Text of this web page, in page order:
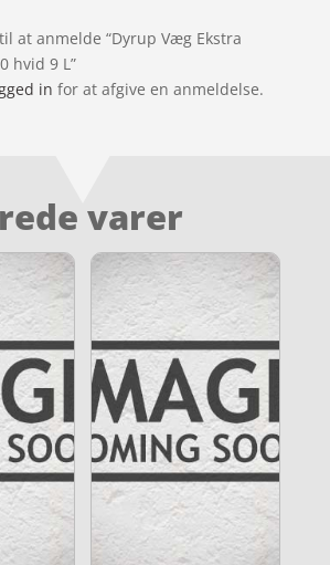
at anmelde “Dyrup Væg Ekstra
hvid 9 L”
in for at afgive en anmeldelse.
varer